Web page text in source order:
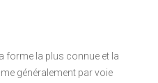
forme la plus connue et la
généralement par voie